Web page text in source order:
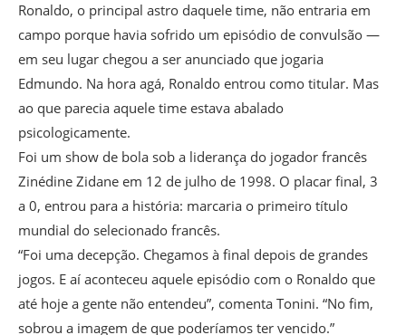
Ronaldo, o principal astro daquele time, não entraria em
campo porque havia sofrido um episódio de convulsão —
em seu lugar chegou a ser anunciado que jogaria
Edmundo. Na hora agá, Ronaldo entrou como titular. Mas
ao que parecia aquele time estava abalado
psicologicamente.
Foi um show de bola sob a liderança do jogador francês
Zinédine Zidane em 12 de julho de 1998. O placar final, 3
a 0, entrou para a história: marcaria o primeiro título
mundial do selecionado francês.
“Foi uma decepção. Chegamos à final depois de grandes
jogos. E aí aconteceu aquele episódio com o Ronaldo que
até hoje a gente não entendeu”, comenta Tonini. “No fim,
sobrou a imagem de que poderíamos ter vencido.”